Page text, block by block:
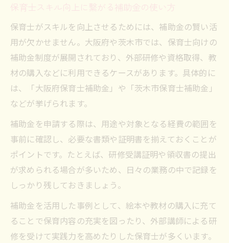
保育士スキル向上に繋がる補助金の使い方
保育士がスキルを向上させるためには、補助金の賢い活
用が欠かせません。大阪府や茨木市では、保育士向けの
補助金制度が展開されており、外部研修や資格取得、教
材の購入などに利用できるケースがあります。具体的に
は、「大阪府保育士補助金」や「茨木市保育士補助金」
などが挙げられます。
補助金を申請する際は、用途や対象となる経費の範囲を
事前に確認し、必要な書類や証明書を揃えておくことが
ポイントです。たとえば、研修受講証明や領収書の提出
が求められる場合が多いため、日々の業務の中で記録を
しっかり残しておきましょう。
補助金を活用した事例として、絵本や教材の購入に充て
ることで保育内容の充実を図ったり、外部講師による研
修を受けて実践力を高めたりした保育士が多くいます。